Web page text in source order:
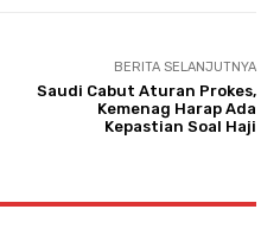
BERITA SELANJUTNYA
Saudi Cabut Aturan Prokes,
Kemenag Harap Ada
Kepastian Soal Haji